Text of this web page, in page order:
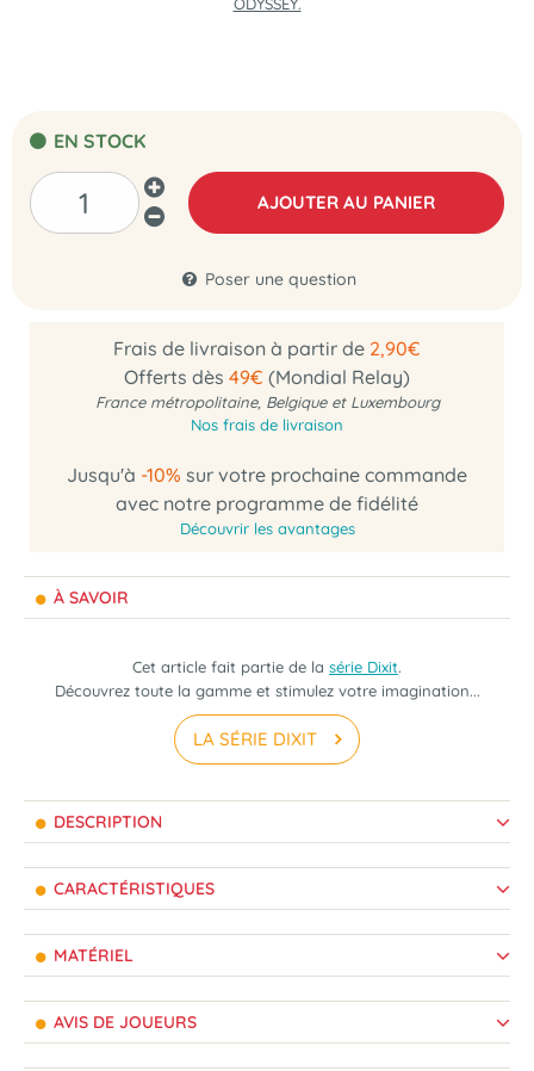
EN STOCK
AJOUTER AU PANIER
Poser une question
Frais de livraison à partir de 2,90€
Offerts dès 49€ (Mondial Relay)
France métropolitaine, Belgique et Luxembourg
Nos frais de livraison
Jusqu'à -10% sur votre prochaine commande
avec notre programme de fidélité
Découvrir les avantages
À SAVOIR
Cet article fait partie de la série Dixit.
Découvrez toute la gamme et stimulez votre imagination...
LA SÉRIE DIXIT
DESCRIPTION
CARACTÉRISTIQUES
MATÉRIEL
AVIS DE JOUEURS